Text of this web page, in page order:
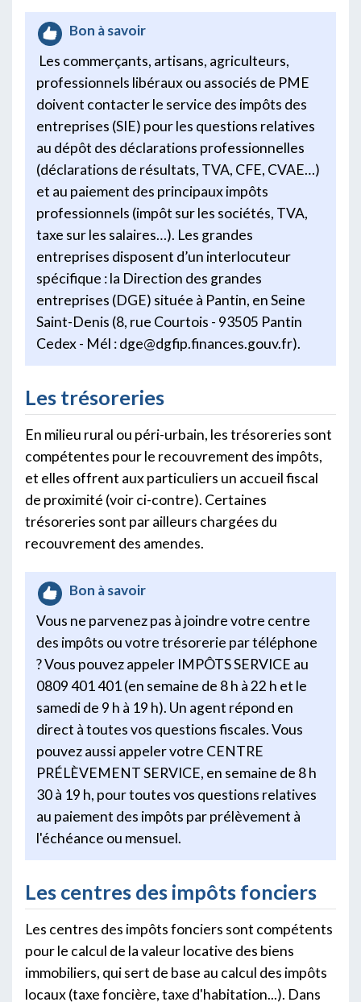
Bon à savoir
Les commerçants, artisans, agriculteurs,
professionnels libéraux ou associés de PME
doivent contacter le service des impôts des
entreprises (SIE) pour les questions relatives
au dépôt des déclarations professionnelles
(déclarations de résultats, TVA, CFE, CVAE…)
et au paiement des principaux impôts
professionnels (impôt sur les sociétés, TVA,
taxe sur les salaires…). Les grandes
entreprises disposent d’un interlocuteur
spécifique : la Direction des grandes
entreprises (DGE) située à Pantin, en Seine
Saint-Denis (8, rue Courtois - 93505 Pantin
Cedex - Mél : dge@dgfip.finances.gouv.fr).
Les trésoreries
En milieu rural ou péri-urbain, les trésoreries sont
compétentes pour le recouvrement des impôts,
et elles offrent aux particuliers un accueil fiscal
de proximité (voir ci-contre). Certaines
trésoreries sont par ailleurs chargées du
recouvrement des amendes.
Bon à savoir
Vous ne parvenez pas à joindre votre centre
des impôts ou votre trésorerie par téléphone
? Vous pouvez appeler IMPÔTS SERVICE au
0809 401 401 (en semaine de 8 h à 22 h et le
samedi de 9 h à 19 h). Un agent répond en
direct à toutes vos questions fiscales. Vous
pouvez aussi appeler votre CENTRE
PRÉLÈVEMENT SERVICE, en semaine de 8 h
30 à 19 h, pour toutes vos questions relatives
au paiement des impôts par prélèvement à
l'échéance ou mensuel.
Les centres des impôts fonciers
Les centres des impôts fonciers sont compétents
pour le calcul de la valeur locative des biens
immobiliers, qui sert de base au calcul des impôts
locaux (taxe foncière, taxe d'habitation...). Dans